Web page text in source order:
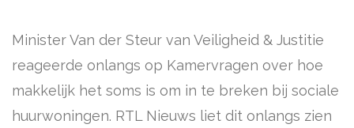
Minister Van der Steur van Veiligheid & Justitie
reageerde onlangs op Kamervragen over hoe
makkelijk het soms is om in te breken bij sociale
huurwoningen. RTL Nieuws liet dit onlangs zien